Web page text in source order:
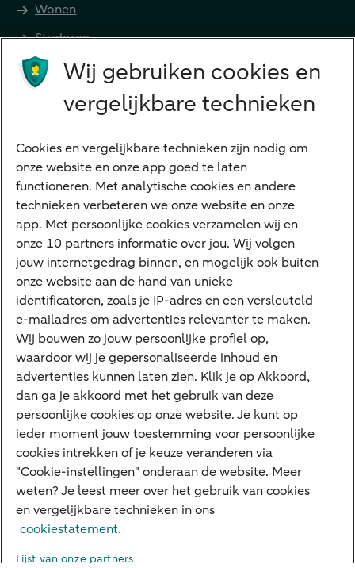
Wonen
Studeren
Preferred Banking
Digitale diensten
Internet Bankieren
ABN AMRO app
Tikkie
Apple Pay
Google Pay
Veilig bankieren
Meest gezocht
Hypotheek berekenen
E.dentifier
Jaaroverzicht
Rood staan
Over ABN AMRO
Werken bij ABN AMRO
Wij gebruiken cookies en
vergelijkbare technieken
Cookies en vergelijkbare technieken zijn nodig om
onze website en onze app goed te laten
functioneren. Met analytische cookies en andere
technieken verbeteren we onze website en onze
app. Met persoonlijke cookies verzamelen wij en
onze 10 partners informatie over jou. Wij volgen
jouw internetgedrag binnen, en mogelijk ook buiten
onze website aan de hand van unieke
identificatoren, zoals je IP-adres en een versleuteld
e-mailadres om advertenties relevanter te maken.
Wij bouwen zo jouw persoonlijke profiel op,
waardoor wij je gepersonaliseerde inhoud en
advertenties kunnen laten zien. Klik je op Akkoord,
dan ga je akkoord met het gebruik van deze
persoonlijke cookies op onze website. Je kunt op
ieder moment jouw toestemming voor persoonlijke
cookies intrekken of je keuze veranderen via
"Cookie-instellingen" onderaan de website. Meer
weten? Je leest meer over het gebruik van cookies
en vergelijkbare technieken in ons
cookiestatement.
Lijst van onze partners